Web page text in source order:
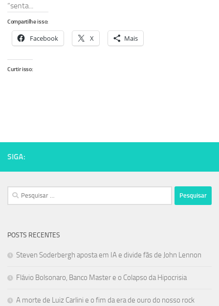
“senta...
Compartilhe isso:
Facebook X Mais
Curtir isso:
SIGA:
Pesquisar
por:
POSTS RECENTES
Steven Soderbergh aposta em IA e divide fãs de John Lennon
Flávio Bolsonaro, Banco Master e o Colapso da Hipocrisia
A morte de Luiz Carlini e o fim da era de ouro do nosso rock